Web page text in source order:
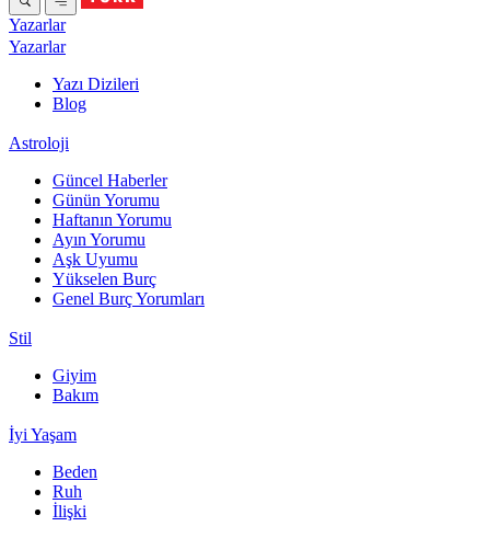
Yazarlar
Yazarlar
Yazı Dizileri
Blog
Astroloji
Güncel Haberler
Günün Yorumu
Haftanın Yorumu
Ayın Yorumu
Aşk Uyumu
Yükselen Burç
Genel Burç Yorumları
Stil
Giyim
Bakım
İyi Yaşam
Beden
Ruh
İlişki